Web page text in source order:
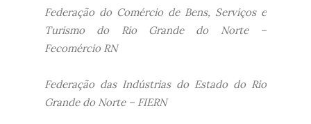
Federação do Comércio de Bens, Serviços e
Turismo do Rio Grande do Norte –
Fecomércio RN
Federação das Indústrias do Estado do Rio
Grande do Norte – FIERN